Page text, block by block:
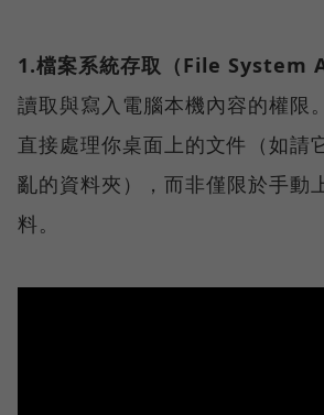
1.檔案系統存取（File System
讀取與寫入電腦本機內容的權限
直接處理你桌面上的文件（如請
亂的資料夾），而非僅限於手動
料。